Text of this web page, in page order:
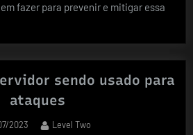
fazer para prevenir e mitigar essa
sendo usado para
ataques
2023 By
Level Two